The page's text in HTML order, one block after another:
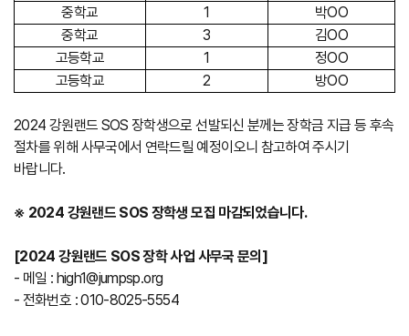
중학교
1
박OO
중학교
3
김OO
고등학교
1
정OO
고등학교
2 방OO
2024 강원랜드 SOS 장학생으로 선발되신 분께는 장학금 지급 등 후속
절차를 위해 사무국에서 연락드릴 예정이오니 참고하여 주시기
바랍니다.
※ 2024 강원랜드 SOS 장학생 모집 마감되었습니다.
[2024 강원랜드 SOS 장학 사업 사무국 문의]
- 메일 : high1@jumpsp.org
- 전화번호 : 010-8025-5554